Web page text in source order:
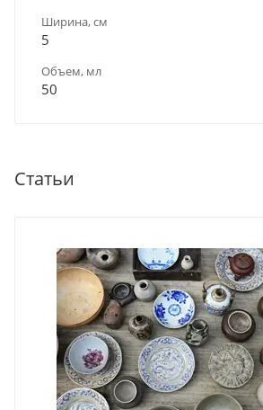
Ширина, см
5
Объем, мл
50
Статьи